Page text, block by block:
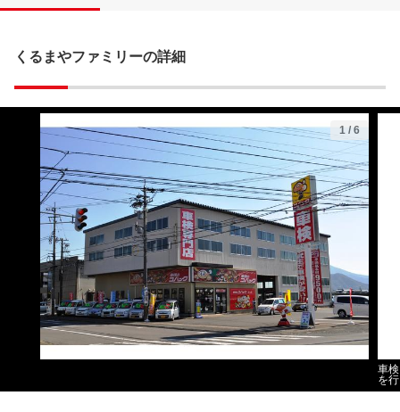
くるまやファミリーの詳細
1 / 6
車
を